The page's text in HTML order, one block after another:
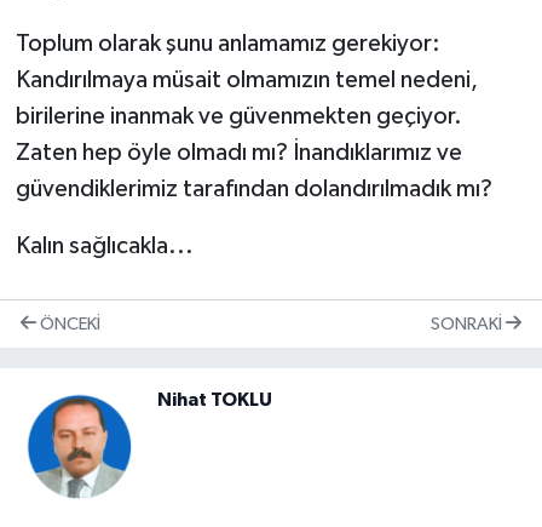
Toplum olarak şunu anlamamız gerekiyor:
Kandırılmaya müsait olmamızın temel nedeni,
birilerine inanmak ve güvenmekten geçiyor.
Zaten hep öyle olmadı mı? İnandıklarımız ve
güvendiklerimiz tarafından dolandırılmadık mı?
Kalın sağlıcakla...
ÖNCEKI SONRAKI
Nihat TOKLU